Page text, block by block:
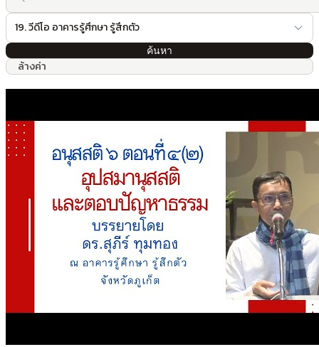
19. วีดีโอ อาคารรู้ศึกษา รู้สึกตัว
ค้นหา
ล้างค่า